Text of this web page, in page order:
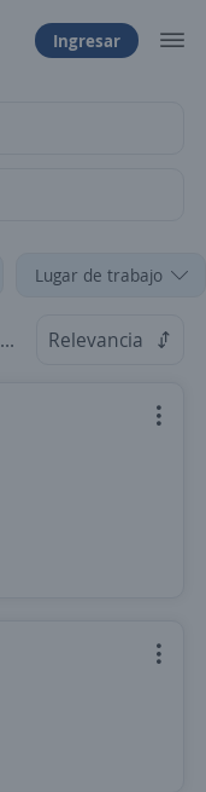
Ingresar
Lugar de trabajo
Relevancia